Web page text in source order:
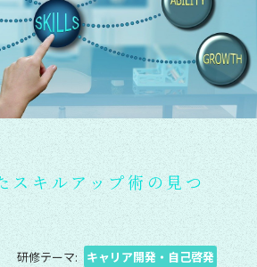
スキルアップ術の見つ
研修テーマ: キャリア開発・自己啓発